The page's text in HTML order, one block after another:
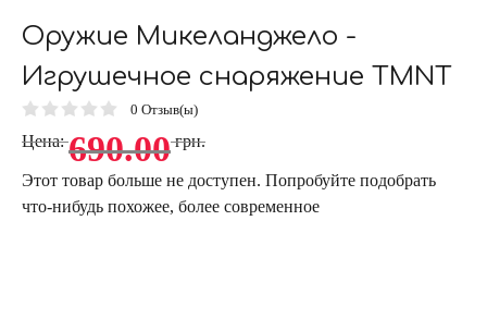
Оружие Микеланджело -
Игрушечное снаряжение TMNT
0 Отзыв(ы)
Цена: 690.00 грн.
Этот товар больше не доступен. Попробуйте подобрать
что-нибудь похожее, более современное